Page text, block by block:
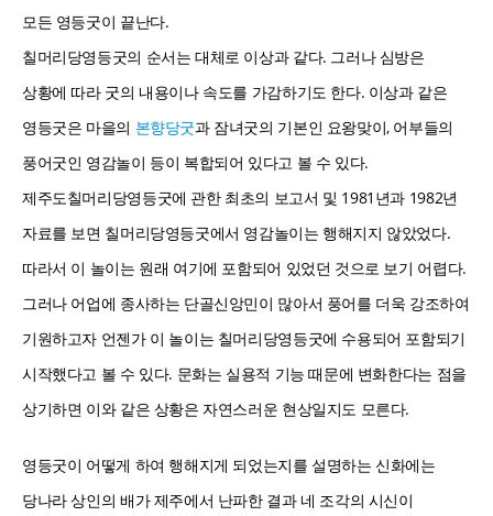
모든 영등굿이 끝난다.
칠머리당영등굿의 순서는 대체로 이상과 같다. 그러나 심방은
상황에 따라 굿의 내용이나 속도를 가감하기도 한다. 이상과 같은
영등굿은 마을의 본향당굿과 잠녀굿의 기본인 요왕맞이, 어부들의
풍어굿인 영감놀이 등이 복합되어 있다고 볼 수 있다.
제주도칠머리당영등굿에 관한 최초의 보고서 및 1981년과 1982년
자료를 보면 칠머리당영등굿에서 영감놀이는 행해지지 않았었다.
따라서 이 놀이는 원래 여기에 포함되어 있었던 것으로 보기 어렵다.
그러나 어업에 종사하는 단골신앙민이 많아서 풍어를 더욱 강조하여
기원하고자 언젠가 이 놀이는 칠머리당영등굿에 수용되어 포함되기
시작했다고 볼 수 있다. 문화는 실용적 기능 때문에 변화한다는 점을
상기하면 이와 같은 상황은 자연스러운 현상일지도 모른다.
영등굿이 어떻게 하여 행해지게 되었는지를 설명하는 신화에는
당나라 상인의 배가 제주에서 난파한 결과 네 조각의 시신이